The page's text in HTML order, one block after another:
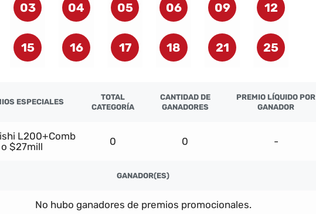
03 04 05 06 09 12
15 16 17 18 21 25
ESPECIALES
TOTAL
CATEGORÍA
CANTIDAD DE
GANADORES
PREMIO LÍQUIDO POR
GANADOR
L200+Comb
o $27mill
0 0 -
GANADOR(ES)
No hubo ganadores de premios promocionales.